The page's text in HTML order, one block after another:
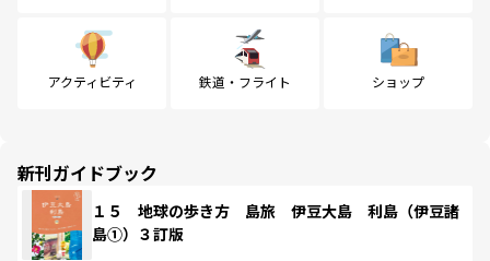
アクティビティ 鉄道・フライト ショップ
新刊ガイドブック
１５ 地球の歩き方 島旅 伊豆大島 利島（伊豆諸
島①）３訂版